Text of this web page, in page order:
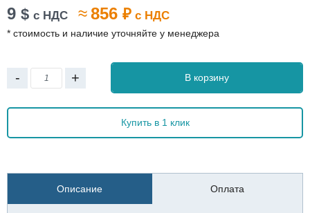
9 $ с НДС ≈856 ₽ с НДС
* стоимость и наличие уточняйте у менеджера
- + В корзину
Купить в 1 клик
Описание Оплата